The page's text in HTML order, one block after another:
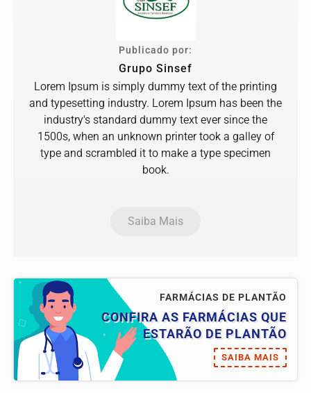
Publicado por:
Grupo Sinsef
Lorem Ipsum is simply dummy text of the printing
and typesetting industry. Lorem Ipsum has been the
industry's standard dummy text ever since the
1500s, when an unknown printer took a galley of
type and scrambled it to make a type specimen
book.
Saiba Mais
FARMÁCIAS DE PLANTÃO
CONFIRA AS FARMÁCIAS QUE
ESTARÃO DE PLANTÃO
SAIBA MAIS